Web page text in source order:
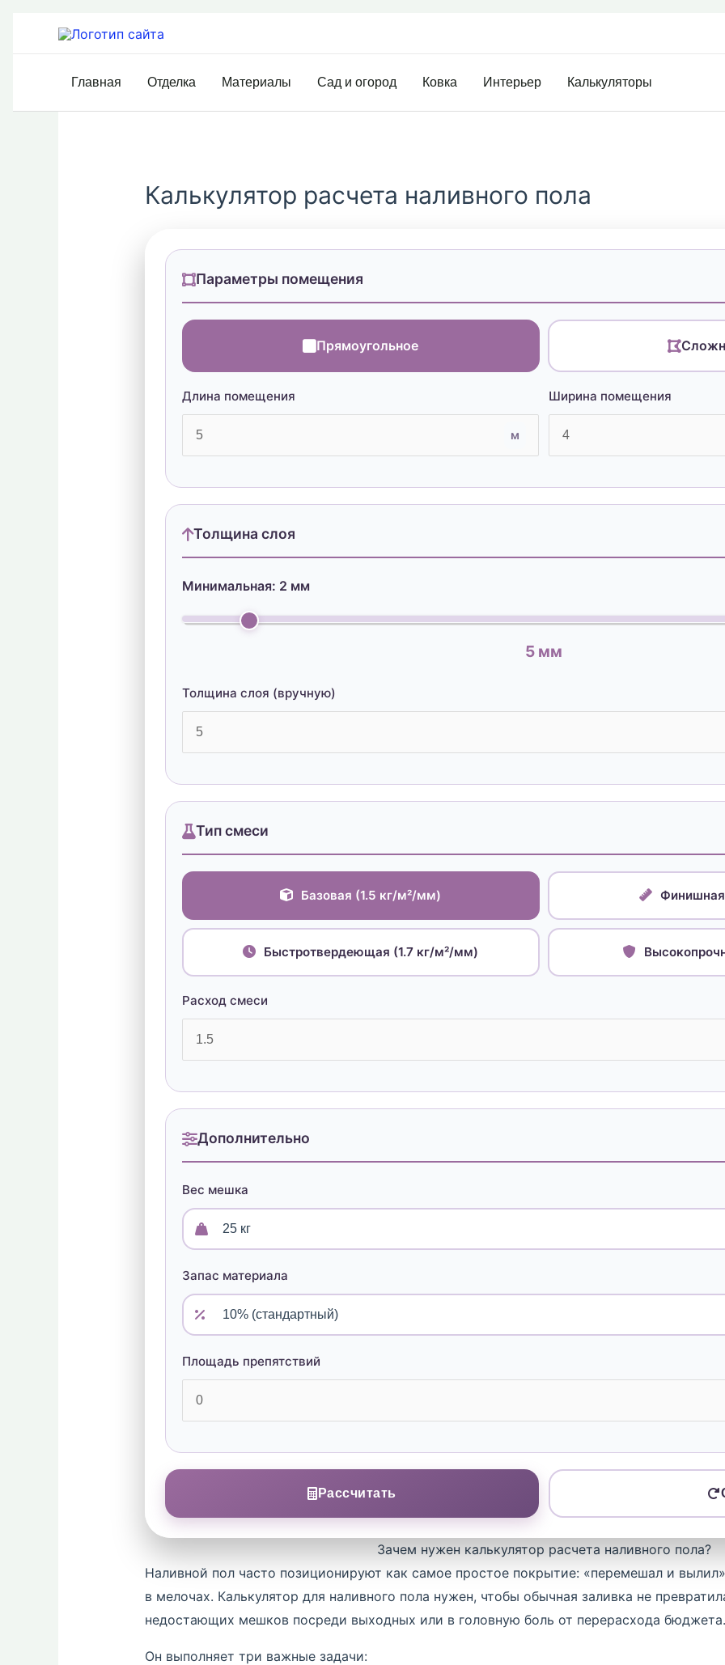
Перейти
Главная Отделка Материалы Сад и огород Ковка Интерьер Калькуляторы
Калькулятор расчета наливного пола
Параметры помещения
Прямоугольное
Длина помещения
м
Ширина помещения
Толщина слоя
Минимальная: 2 мм
5 мм
Толщина слоя (вручную)
Тип смеси
Базовая (1.5 кг/м²/мм)
Быстротвердеющая (1.7 кг/м²/мм)
Расход смеси
Дополнительно
Вес мешка
Запас материала
Площадь препятствий
Рассчитать
Зачем нужен калькулятор расчета наливного пола?
Наливной пол часто позиционируют как самое простое покрытие: «перемешал и
в мелочах. Калькулятор для наливного пола нужен, чтобы обычная заливка не
недостающих мешков посреди выходных или в головную боль от перерасхода бюджета.
Он выполняет три важные задачи: